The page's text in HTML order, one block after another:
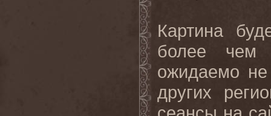
Картина
более
чем
ожидаемо не
других